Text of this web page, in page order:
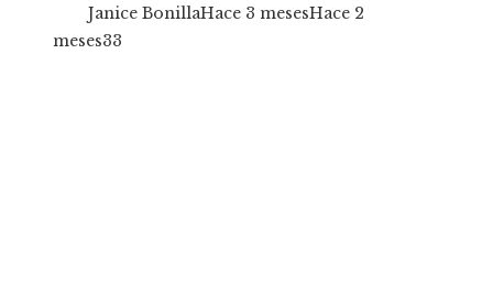
Janice BonillaHace 3 mesesHace 2
meses33